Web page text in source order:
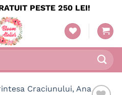
PESTE 250 LEI!